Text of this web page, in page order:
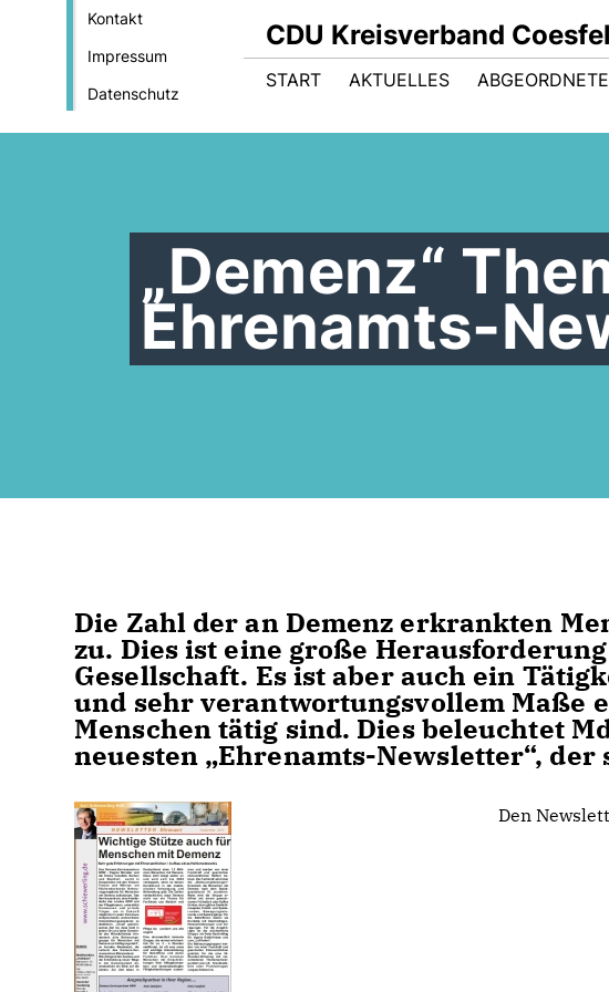
Kontakt
Impressum
Datenschutz
CDU Kreisverband
START AKTUELLES
Demenz“
Ehrenamts-
Die Zahl der an Demenz erkrankten
zu. Dies ist eine große
Gesellschaft. Es ist aber auch ein
und sehr verantwortungsvollem Maße
Menschen tätig sind. Dies beleuchtet
neuesten „Ehrenamts-Newsletter“, der
Den